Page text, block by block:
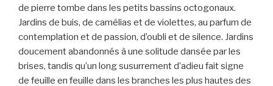
de pierre tombe dans les petits bassins octogonaux.
Jardins de buis, de camélias et de violettes, au parfum de
contemplation et de passion, d’oubli et de silence. Jardins
doucement abandonnés à une solitude dansée par les
brises, tandis qu’un long susurrement d’adieu fait signe
de feuille en feuille dans les branches les plus hautes des